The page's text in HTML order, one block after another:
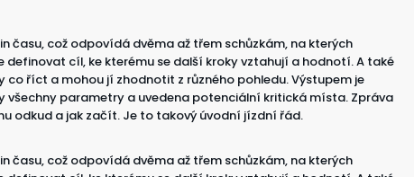
času, což odpovídá dvěma až třem schůzkám, na kterých
cíl, ke kterému se další kroky vztahují a hodnotí. A také
říct a mohou jí zhodnotit z různého pohledu. Výstupem je
všechny parametry a uvedena potenciální kritická místa. Zpráva
odkud a jak začít. Je to takový úvodní jízdní řád.
času, což odpovídá dvěma až třem schůzkám, na kterých